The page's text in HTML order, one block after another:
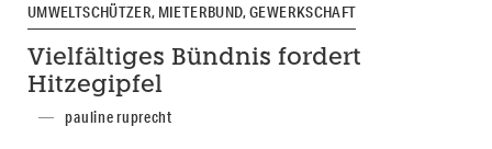
UMWELTSCHÜTZER, MIETERBUND, GEWERKSCHAFT
Vielfältiges Bündnis fordert
Hitzegipfel
pauline ruprecht